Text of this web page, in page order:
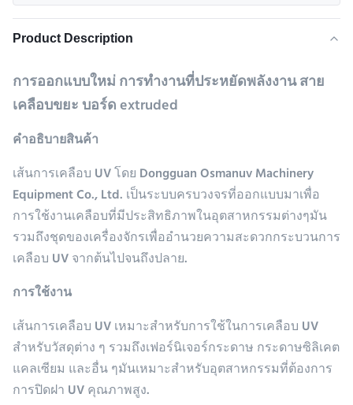
Product Description
การออกแบบใหม่ การทํางานที่ประหยัดพลังงาน สาย
เคลือบขยะ บอร์ด extruded
คําอธิบายสินค้า
เส้นการเคลือบ UV โดย Dongguan Osmanuv Machinery
Equipment Co., Ltd. เป็นระบบครบวงจรที่ออกแบบมาเพื่อ
การใช้งานเคลือบที่มีประสิทธิภาพในอุตสาหกรรมต่างๆมัน
รวมถึงชุดของเครื่องจักรเพื่ออํานวยความสะดวกกระบวนการ
เคลือบ UV จากต้นไปจนถึงปลาย.
การใช้งาน
เส้นการเคลือบ UV เหมาะสําหรับการใช้ในการเคลือบ UV
สําหรับวัสดุต่าง ๆ รวมถึงเฟอร์นิเจอร์กระดาษ กระดาษซิลิเคต
แคลเซียม และอื่น ๆมันเหมาะสําหรับอุตสาหกรรมที่ต้องการ
การปิดฝา UV คุณภาพสูง.